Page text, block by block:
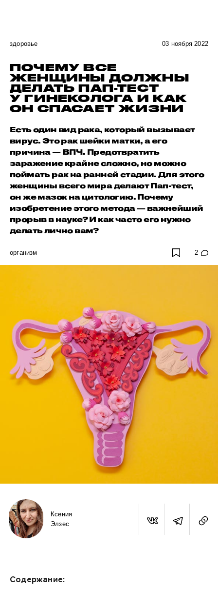
здоровье 03 ноября 2022
ПОЧЕМУ ВСЕ
ЖЕНЩИНЫ ДОЛЖНЫ
ДЕЛАТЬ ПАП-ТЕСТ
У ГИНЕКОЛОГА И КАК
ОН СПАСАЕТ ЖИЗНИ
Есть один вид рака, который вызывает
вирус. Это рак шейки матки, а его
причина — ВПЧ. Предотвратить
заражение крайне сложно, но можно
поймать рак на ранней стадии. Для этого
женщины всего мира делают Пап-тест,
он же мазок на цитологию. Почему
изобретение этого метода — важнейший
прорыв в науке? И как часто его нужно
делать лично вам?
организм 2
Ксения
Элзес
Содержание: